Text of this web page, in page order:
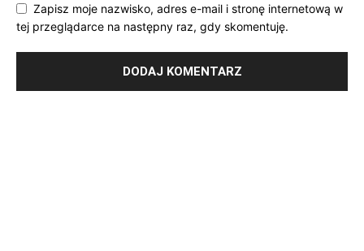
Zapisz moje nazwisko, adres e-mail i stronę internetową w
tej przeglądarce na następny raz, gdy skomentuję.